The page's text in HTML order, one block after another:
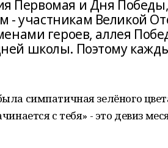
Первомая и Дня Победы,
участникам Великой
героев, аллея
школы. Поэтому
симпатичная зелёного
с тебя» - это девиз